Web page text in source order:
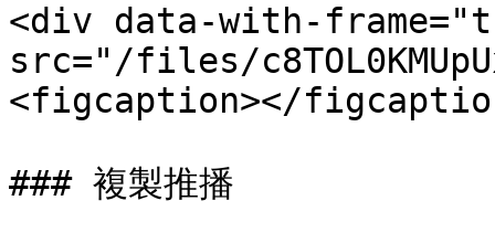
<div data-with-
src="/files/
<figcaption></
### 複製推播